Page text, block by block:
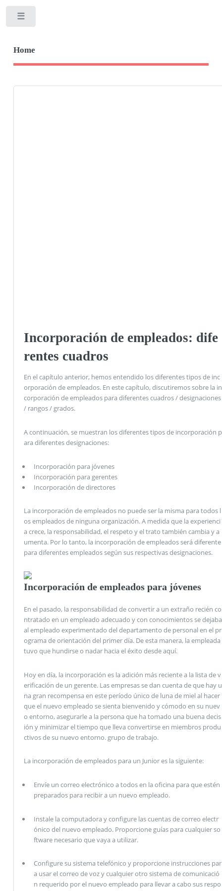
Home
Incorporación de empleados: dife
rentes cuadros
En el capítulo anterior, hemos entendido los diferentes tipos de inc
orporación de empleados. En este capítulo, discutiremos sobre la in
corporación de empleados para diferentes cuadros / designaciones
/ rangos / grados.
A continuación, se muestran los diferentes tipos de incorporación p
ara diferentes designaciones:
Incorporación para jóvenes
Incorporación para gerentes
Incorporación de directores
La incorporación de empleados no puede ser la misma para todos l
os empleados de ninguna organización. A medida que la experienci
a crece, la responsabilidad, el respeto y el trato también cambia y a
umenta. Por lo tanto, la incorporación de empleados será diferente
para diferentes empleados según sus respectivas designaciones.
Incorporación de empleados para jóvenes
En el pasado, la responsabilidad de convertir a un extraño recién co
ntratado en un empleado adecuado y con conocimientos se dejaba
al empleado experimentado del departamento de personal en el pr
ograma de orientación del primer día. De esta manera, la empleada
tuvo que hundirse o nadar hacia el éxito desde aquí.
Hoy en día, la incorporación es la adición más reciente a la lista de v
erificación de un gerente. Las empresas se dan cuenta de que hay u
na gran recompensa en este período único de luna de miel al hacer
que el nuevo empleado se sienta bienvenido y cómodo en su nuev
o entorno, asegurarle a la persona que ha tomado una buena decis
ión y minimizar el tiempo que lleva convertirse en miembros produ
ctivos de su nuevo entorno. grupo de trabajo.
La incorporación de empleados para un Junior es la siguiente:
Envíe un correo electrónico a todos en la oficina para que estén
preparados para recibir a un nuevo empleado.
Instale la computadora y configure las cuentas de correo electr
ónico del nuevo empleado. Proporcione guías para cualquier so
ftware necesario que vaya a utilizar.
Configure su sistema telefónico y proporcione instrucciones par
a usar el correo de voz y cualquier otro sistema de comunicació
n requerido por el nuevo empleado para llevar a cabo sus respo